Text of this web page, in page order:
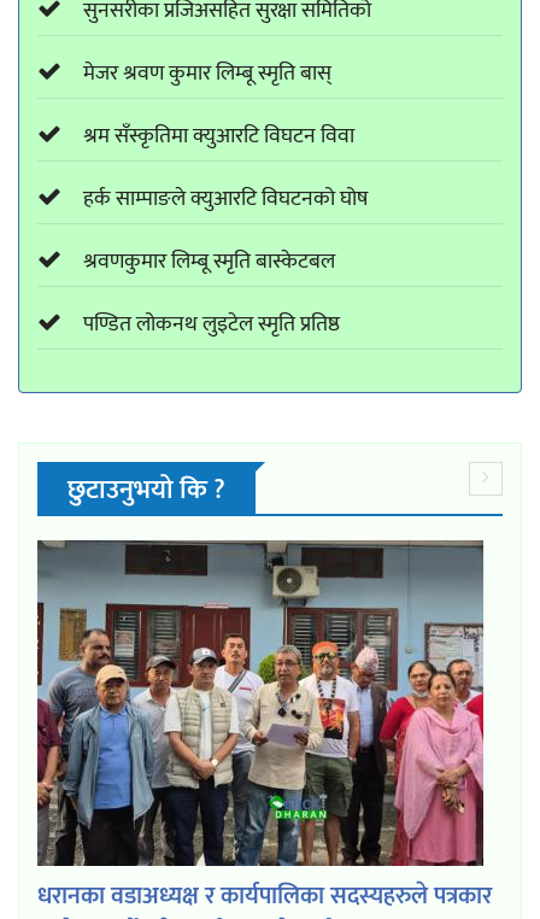
सुनसरीका प्रजिअसहित सुरक्षा समितिको
मेजर श्रवण कुमार लिम्बू स्मृति बास्
श्रम सँस्कृतिमा क्युआरटि विघटन विवा
हर्क साम्पाङले क्युआरटि विघटनको घोष
श्रवणकुमार लिम्बू स्मृति बास्केटबल
पण्डित लोकनथ लुइटेल स्मृति प्रतिष्ठ
छुटाउनुभयो कि ?
धरानका वडाअध्यक्ष र कार्यपालिका सदस्यहरुले पत्रकार